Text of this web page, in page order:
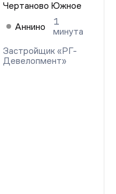
Чертаново Южное
Аннино
1
минута
Застройщик «РГ-
Девелопмент»